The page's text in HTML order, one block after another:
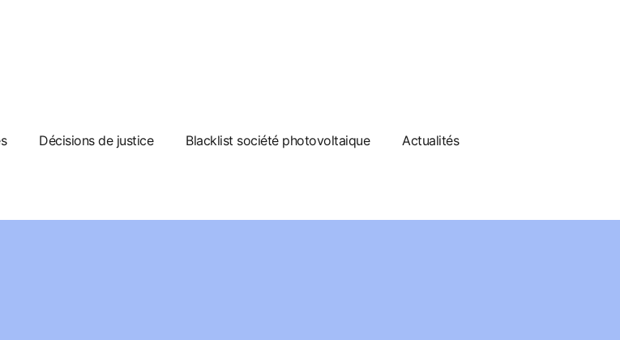
Décisions de justice Blacklist société photovoltaique Actualités